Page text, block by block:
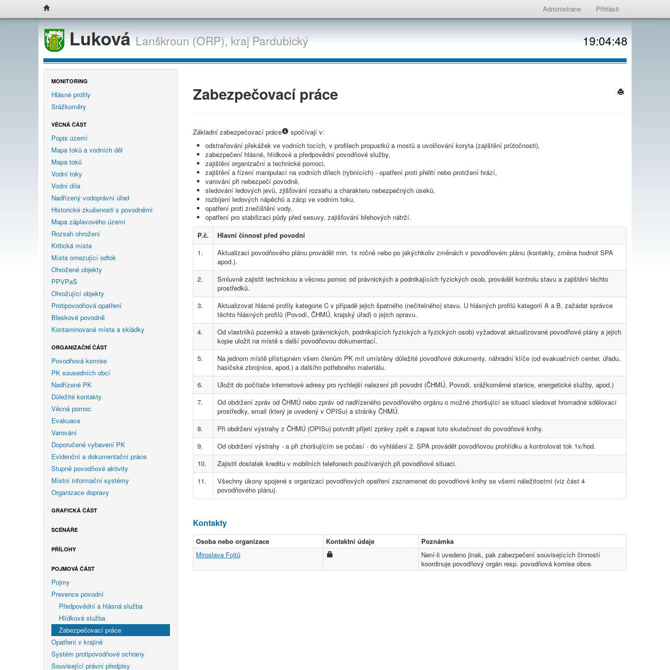
Administrace Přihlásit
LukováLanškroun (ORP),krajPardubický 19:04:48
MONITORING
Hlásné profily
Srážkoměry
VĚCNÁ ČÁST
Popis území
Mapa toků a vodních děl
Mapa toků
Vodní toky
Vodní díla
Nadřízený vodoprávní úřad
Historické zkušenosti s povodněmi
Mapa záplavového území
Rozsah ohrožení
Kritická místa
Místa omezující odtok
Ohrožené objekty
PPVPaS
Ohrožující objekty
Protipovodňová opatření
Bleskové povodně
Kontaminovaná místa a skládky
ORGANIZAČNÍ ČÁST
Povodňová komise
PK sousedních obcí
Nadřízené PK
Důležité kontakty
Věcná pomoc
Evakuace
Varování
Doporučené vybavení PK
Evidenční a dokumentační práce
Stupně povodňové aktivity
Místní informační systémy
Organizace dopravy
GRAFICKÁ ČÁST
SCÉNÁŘE
PŘÍLOHY
POJMOVÁ ČÁST
Pojmy
Prevence povodní
Předpovědní a hlásná služba
Hlídková služba
Zabezpečovací práce
Opatření v krajině
Systém protipovodňové ochrany
Související právní předpisy
Zabezpečovací práce
Základní zabezpečovací práce
spočívají v:
odstraňování překážek ve vodních tocích, v profilech propustků a mostů a uvolňování koryta (zajištění průtočnosti),
zabezpečení hlásné, hlídkové a předpovědní povodňové služby,
zajištění organizační a technické pomoci,
zajištění a řízení manipulací na vodních dílech (rybnících) - opatření proti přelití nebo protržení hrází,
varování při nebezpečí povodně,
sledování ledových jevů, zjišťování rozsahu a charakteru nebezpečných úseků,
rozbíjení ledových nápěchů a zácp ve vodním toku,
opatření proti znečištění vody,
opatření pro stabilizaci půdy před sesuvy, zajišťování břehových nátrží.
P.č.
Hlavní činnost před povodní
1.
Aktualizaci povodňového plánu provádět min. 1x ročně nebo po jakýchkoliv změnách v povodňovém plánu (kontakty, změna hodnot SPA
apod.).
2.
Smluvně zajistit technickou a věcnou pomoc od právnických a podnikajících fyzických osob, provádět kontrolu stavu a zajištění těchto
prostředků.
3.
Aktualizovat hlásné profily kategorie C v případě jejich špatného (nečitelného) stavu. U hlásných profilů kategorií A a B, zažádat správce
těchto hlásných profilů (Povodí, ČHMÚ, krajský úřad) o jejich opravu.
4.
Od vlastníků pozemků a staveb (právnických, podnikajících fyzických a fyzických osob) vyžadovat aktualizované povodňové plány a jejich
kopie uložit na místě s další povodňovou dokumentací.
5.
Na jednom místě přístupném všem členům PK mít umístěny důležité povodňové dokumenty, náhradní klíče (od evakuačních center, úřadu,
hasičské zbrojnice, apod.) a dalšího potřebného materiálu.
6.
Uložit do počítače internetové adresy pro rychlejší nalezení při povodni (ČHMÚ, Povodí, srážkoměrné stanice, energetické služby, apod.)
7.
Od obdržení zpráv od ČHMÚ nebo zpráv od nadřízeného povodňového orgánu o možné zhoršující se situaci sledovat hromadné sdělovací
prostředky, email (který je uvedený v OPISu) a stránky ČHMÚ.
8.
Při obdržení výstrahy z ČHMÚ (OPISu) potvrdit přijetí zprávy zpět a zapsat tuto skutečnost do povodňové knihy.
9.
Od obdržení výstrahy - a při zhoršujícím se počasí - do vyhlášení 2. SPA provádět povodňovou prohlídku a kontrolovat tok 1x/hod.
10.
Zajistit dostatek kreditu v mobilních telefonech používaných při povodňové situaci.
11.
Všechny úkony spojené s organizací povodňových opatření zaznamenat do povodňové knihy se všemi náležitostmi (viz část 4
povodňového plánu).
Kontakty
Osoba nebo organizace Kontaktní údaje
Poznámka
Miroslava Fojtů
Není-li uvedeno jinak, pak zabezpečení souvisejících činností
koordinuje povodňový orgán resp. povodňová komise obce.